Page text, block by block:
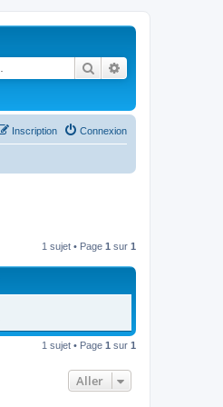
Rechercher
Connexion
Inscription
1 sujet • Page 1 sur 1
1 sujet • Page 1 sur 1
Aller